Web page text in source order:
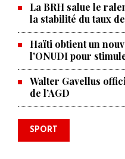
La BRH salue le
la stabilité du taux
Haïti obtient un
l'ONUDI pour
Walter Gavellus
de l’AGD
SPORT
Le Violette AC